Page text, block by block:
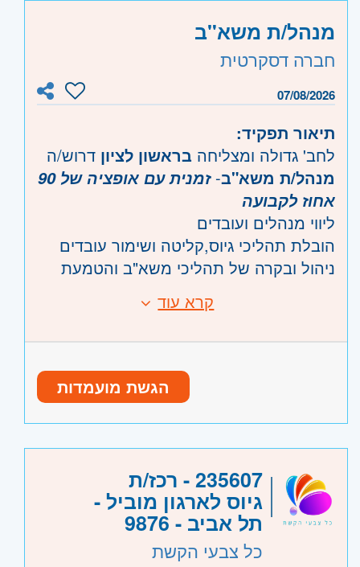
מנהל/ת משא"ב
חברה דסקרטית
07/08/2026
תיאור תפקיד:
לחב' גדולה ומצליחה בראשון לציון דרוש/ה
מנהל/ת משא"ב-
זמנית עם אופציה של 90
אחוז לקבועה
ליווי מנהלים ועובדים
הובלת תהליכי גיוס,קליטה ושימור עובדים
ניהול ובקרה של תהליכי משא"ב והטמעת
הפקת דוחו"ת וניתוח נתונים
עבודה מרובה עם אקסל
נסיון בעבודה בחברות גדולות מעל 250 איש-
שליטה מלאה באקסל כולל נוסחאות
היקף משרה: משרה מלאה
קוד משרה:JB-00458
- תל אביב, פתח תקווה, רמת גן
קרא עוד
הגשת מועמדות
235607 - רכז/ת
גיוס לארגון מוביל -
תל אביב - 9876
כל צבעי הקשת